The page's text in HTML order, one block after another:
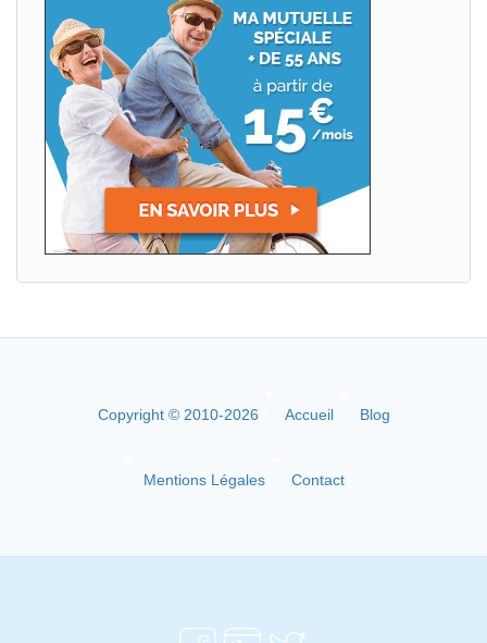
Copyright © 2010-2026 Accueil Blog
Mentions Légales Contact